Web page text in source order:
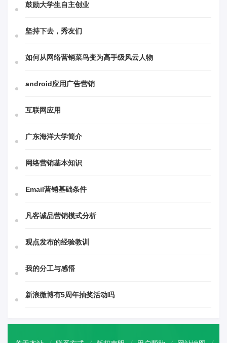
鼓励大学生自主创业
坚持下去，秀友们
如何从网络营销菜鸟变为高手级风云人物
android应用广告营销
互联网应用
广东海洋大学简介
网络营销基本知识
Email营销基础条件
凡客诚品营销模式分析
观点发布的经验教训
我的分工与感悟
新浪微博有5周年抽奖活动吗